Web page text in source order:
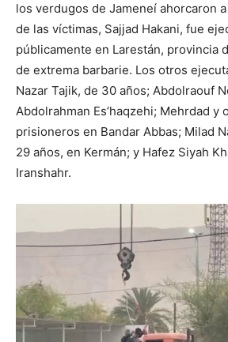
los verdugos de Jameneí ahorcaron
de las víctimas, Sajjad Hakani, fue
públicamente en Larestán, provincia
de extrema barbarie. Los otros
Nazar Tajik, de 30 años; Abdolraouf
Abdolrahman Es’haqzehi; Mehrdad y
prisioneros en Bandar Abbas; Milad
29 años, en Kermán; y Hafez Siyah
Iranshahr.